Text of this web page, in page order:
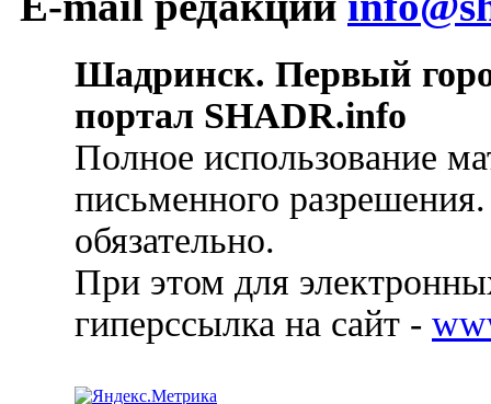
Шадринск. Первый
портал SHADR.info
Полное использование
письменного
обязательно.
При этом для
гиперссылка на сайт -